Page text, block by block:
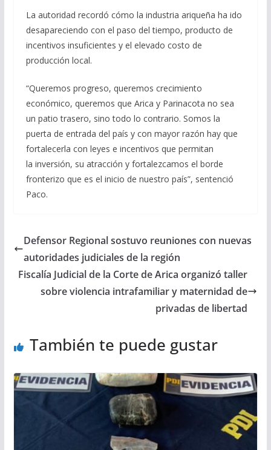
La autoridad recordó cómo la industria ariqueña ha ido
desapareciendo con el paso del tiempo, producto de
incentivos insuficientes y el elevado costo de
producción local.
“Queremos progreso, queremos crecimiento
económico, queremos que Arica y Parinacota no sea
un patio trasero, sino todo lo contrario. Somos la
puerta de entrada del país y con mayor razón hay que
fortalecerla con leyes e incentivos que permitan
la inversión, su atracción y fortalezcamos el borde
fronterizo que es el inicio de nuestro país”, sentenció
Paco.
Defensor Regional sostuvo reuniones con nuevas
autoridades judiciales de la región
Fiscalía Judicial de la Corte de Arica organizó taller
sobre violencia intrafamiliar y maternidad de
privadas de libertad
También te puede gustar